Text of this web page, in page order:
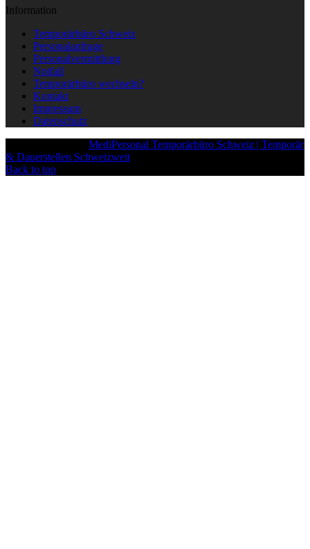
Information
Temporärbüro Schweiz
Personalanfrage
Personalvermittlung
Notfall
Temporärbüro wechseln?
Kontakt
Impressum
Datenschutz
MediPersonal Temporärbüro Schweiz | Temporär
& Dauerstellen Schweizweit
Back to top